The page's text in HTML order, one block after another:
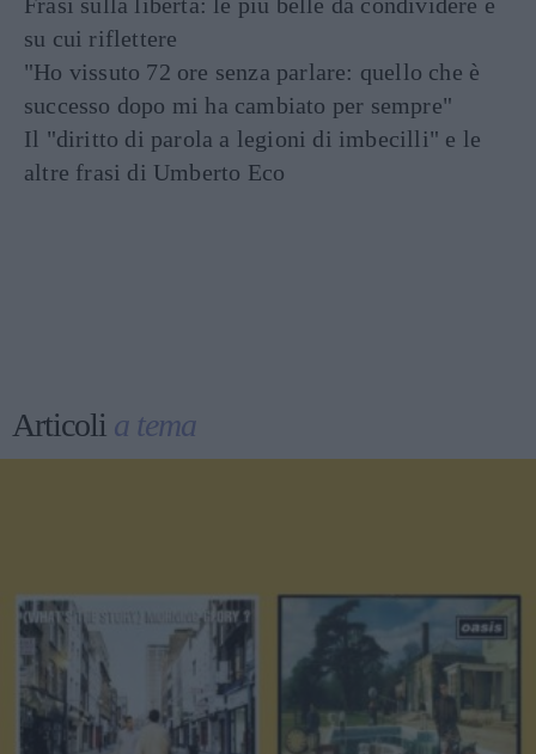
su cui riflettere
"Ho vissuto 72 ore senza parlare: quello che è
successo dopo mi ha cambiato per sempre"
Il "diritto di parola a legioni di imbecilli" e le
altre frasi di Umberto Eco
Articoli a tema